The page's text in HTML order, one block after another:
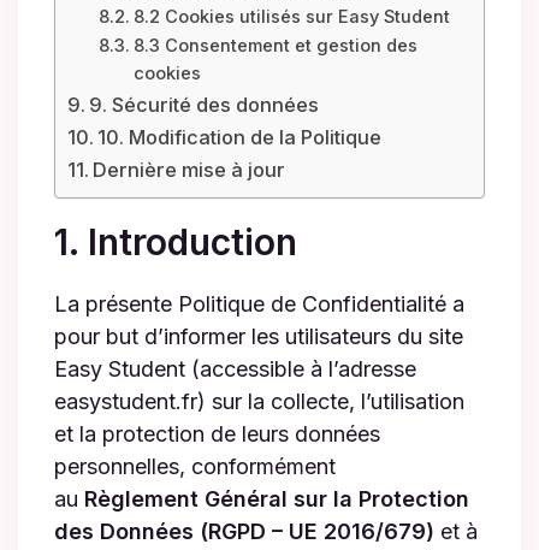
8.2 Cookies utilisés sur Easy Student
8.3 Consentement et gestion des
cookies
9. Sécurité des données
10. Modification de la Politique
Dernière mise à jour
1. Introduction
La présente Politique de Confidentialité a
pour but d’informer les utilisateurs du site
Easy Student (accessible à l’adresse
easystudent.fr) sur la collecte, l’utilisation
et la protection de leurs données
personnelles, conformément
au Règlement Général sur la Protection
des Données (RGPD – UE 2016/679) et à